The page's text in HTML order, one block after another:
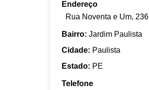
Endereço
Rua Noventa e Um,
Bairro: Jardim Paulista
Cidade: Paulista
Estado: PE
Telefone